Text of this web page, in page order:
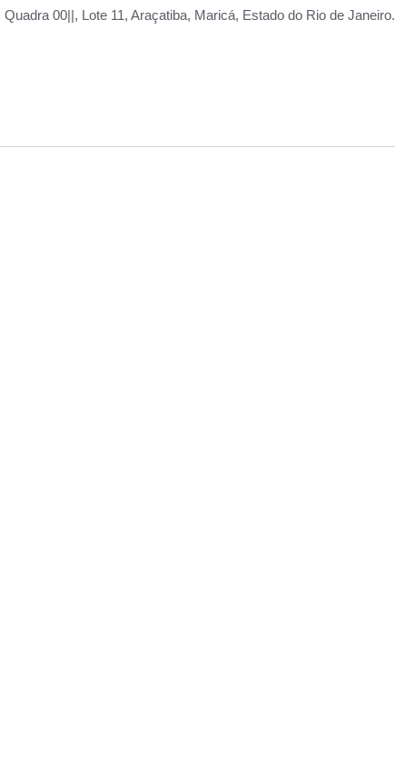
00||, Lote 11, Araçatiba, Maricá, Estado do Rio de Janeiro.